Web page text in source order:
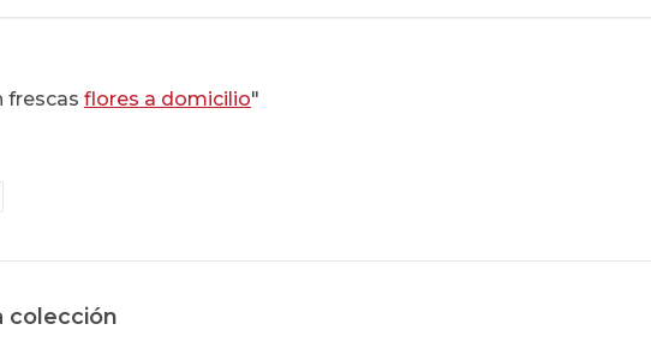
frescas flores a domicilio"
colección